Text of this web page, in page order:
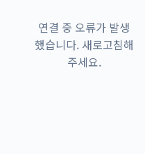
연결 중 오류가 발생
했습니다. 새로고침해
주세요.